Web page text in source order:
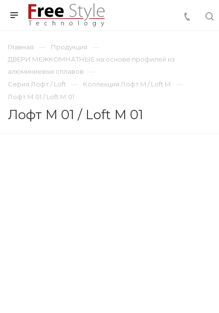
Главная
Продукция
ДВЕРИ МЕЖКОМНАТНЫЕ на основе профилей из
алюминиевых сплавов
Серия Лофт / Loft
Коллекция Лофт M / Loft М
Лофт М 01 / Loft М 01
Лофт М 01 / Loft М 01